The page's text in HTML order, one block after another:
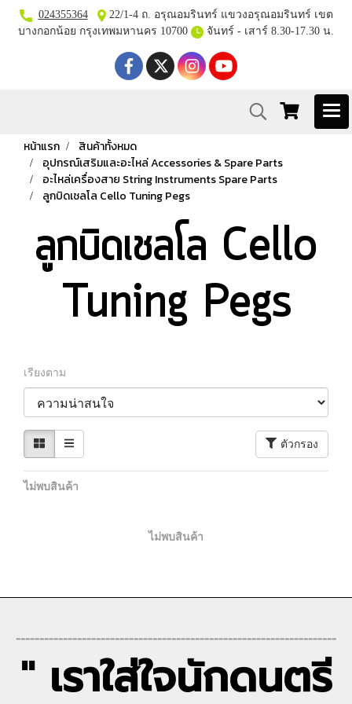
024355364
22/1-4 ถ. อรุณอมรินทร์ แขวงอรุณอมรินทร์ เขต
บางกอกน้อย กรุงเทพมหานคร 10700
จันทร์ - เสาร์ 8.30-17.30 น.
หน้าแรก
สินค้าทั้งหมด
อุปกรณ์เสริมและอะไหล่ Accessories & Spare Parts
อะไหล่เครื่องสาย String Instruments Spare Parts
ลูกบิดเชลโล Cello Tuning Pegs
ลูกบิดเชลโล Cello
Tuning Pegs
เรียงตาม
ตัวกรอง
ไม่พบสินค้า
ไม่พบสินค้า
--------------------------------------------------------------------
" เราใส่ใจนักดนตรี